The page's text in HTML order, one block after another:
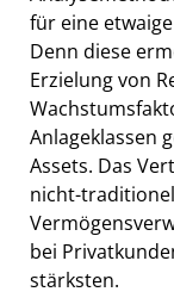
für eine
Denn diese
Erzielung von
Anlageklassen
Assets. Das
nicht-
bei
stärksten.